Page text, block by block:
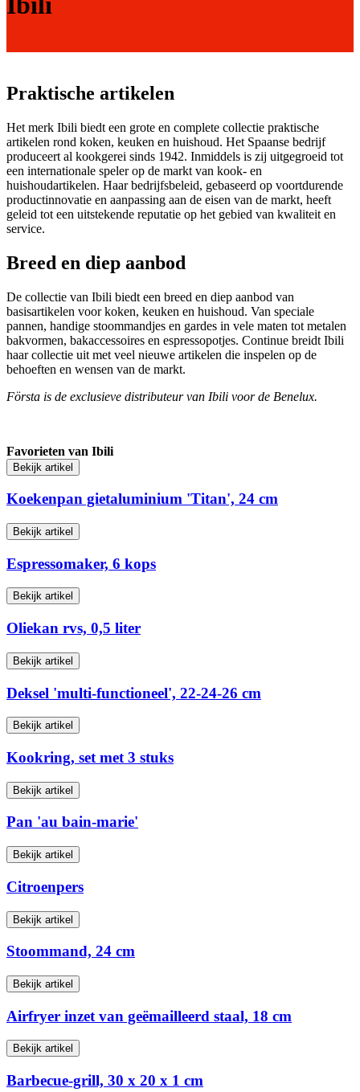
Praktische artikelen
Het merk Ibili biedt een grote en complete collectie praktische
artikelen rond koken, keuken en huishoud. Het Spaanse bedrijf
produceert al kookgerei sinds 1942. Inmiddels is zij uitgegroeid tot
een internationale speler op de markt van kook- en
huishoudartikelen. Haar bedrijfsbeleid, gebaseerd op voortdurende
productinnovatie en aanpassing aan de eisen van de markt, heeft
geleid tot een uitstekende reputatie op het gebied van kwaliteit en
service.
Breed en diep aanbod
De collectie van Ibili biedt een breed en diep aanbod van
basisartikelen voor koken, keuken en huishoud. Van speciale
pannen, handige stoommandjes en gardes in vele maten tot metalen
bakvormen, bakaccessoires en espressopotjes. Continue breidt Ibili
haar collectie uit met veel nieuwe artikelen die inspelen op de
behoeften en wensen van de markt.
Första is de exclusieve distributeur van Ibili voor de Benelux.
Favorieten van Ibili
Bekijk artikel
Koekenpan gietaluminium 'Titan', 24 cm
Bekijk artikel
Espressomaker, 6 kops
Bekijk artikel
Oliekan rvs, 0,5 liter
Bekijk artikel
Deksel 'multi-functioneel', 22-24-26 cm
Bekijk artikel
Kookring, set met 3 stuks
Bekijk artikel
Pan 'au bain-marie'
Bekijk artikel
Citroenpers
Bekijk artikel
Stoommand, 24 cm
Bekijk artikel
Airfryer inzet van geëmailleerd staal, 18 cm
Bekijk artikel
Barbecue-grill, 30 x 20 x 1 cm